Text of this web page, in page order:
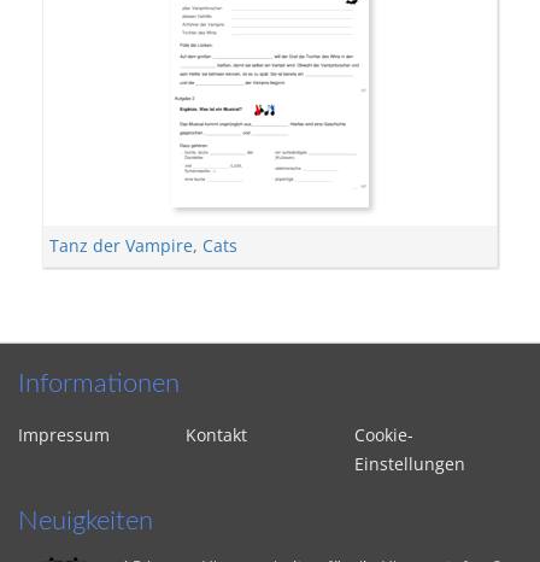
Tanz der Vampire, Cats
Informationen
Impressum Kontakt
Cookie-
Einstellungen
Neuigkeiten